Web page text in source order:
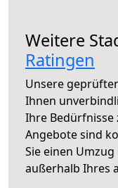
Weitere
Ratingen
Unsere
Ihnen
Ihre Bedürfnisse
Angebote sind
Sie einen
außerhalb Ihres